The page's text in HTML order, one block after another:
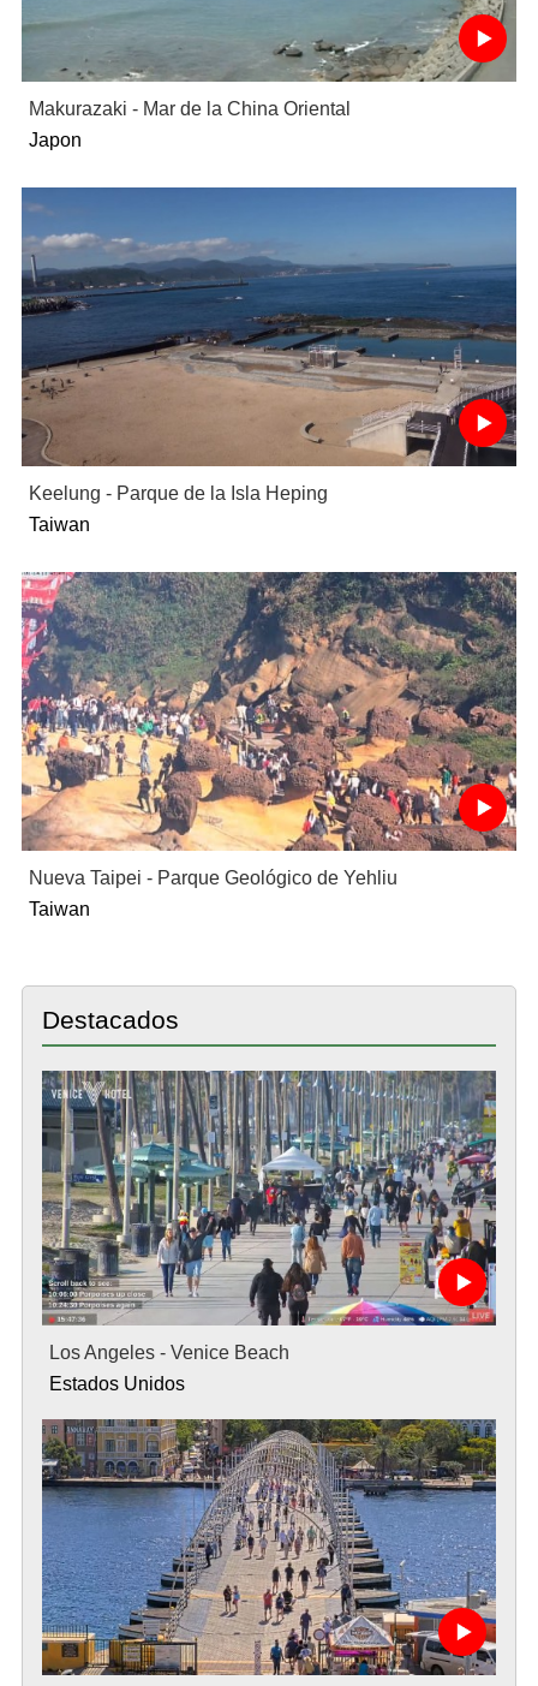
Makurazaki - Mar de la China Oriental
Japon
Keelung - Parque de la Isla Heping
Taiwan
Nueva Taipei - Parque Geológico de Yehliu
Taiwan
Destacados
Los Angeles - Venice Beach
Estados Unidos